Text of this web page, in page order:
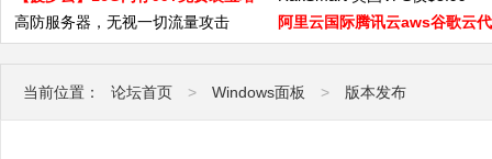
高防服务器，无视一切流量攻击
阿里云国际腾讯云aws谷歌云
当前位置： 论坛首页 > Windows面板 > 版本发布